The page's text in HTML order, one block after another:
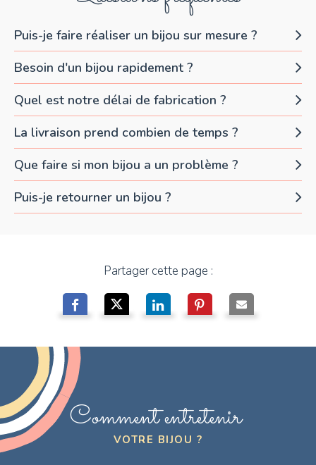
Puis-je faire réaliser un bijou sur mesure ?
Besoin d'un bijou rapidement ?
Quel est notre délai de fabrication ?
La livraison prend combien de temps ?
Que faire si mon bijou a un problème ?
Puis-je retourner un bijou ?
Partager cette page :
Comment entretenir
VOTRE BIJOU ?